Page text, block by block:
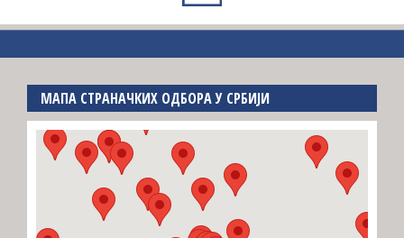
МАПА СТРАНАЧКИХ ОДБОРА У СРБИЈИ